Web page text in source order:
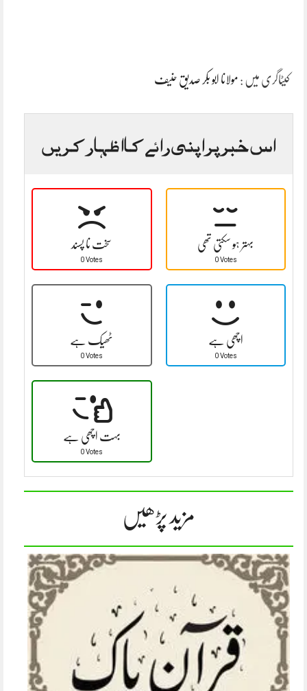
کیٹاگری میں : مولانا ابو بکر صدیق حنیف
اس خبر پر اپنی رائے کا اظہار کریں
سخت نا پسند
0 Votes
بہتر ہو سکتی تھی
0 Votes
ٹھیک ہے
0 Votes
اچھی ہے
0 Votes
بہت اچھی ہے
0 Votes
مزید پڑھیں